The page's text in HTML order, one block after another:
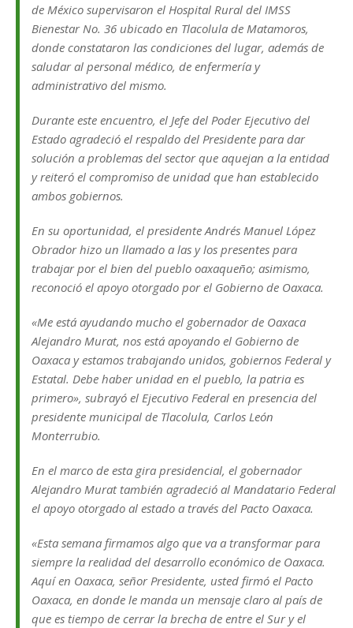
de México supervisaron el Hospital Rural del IMSS
Bienestar No. 36 ubicado en Tlacolula de Matamoros,
donde constataron las condiciones del lugar, además de
saludar al personal médico, de enfermería y
administrativo del mismo.
Durante este encuentro, el Jefe del Poder Ejecutivo del
Estado agradeció el respaldo del Presidente para dar
solución a problemas del sector que aquejan a la entidad
y reiteró el compromiso de unidad que han establecido
ambos gobiernos.
En su oportunidad, el presidente Andrés Manuel López
Obrador hizo un llamado a las y los presentes para
trabajar por el bien del pueblo oaxaqueño; asimismo,
reconoció el apoyo otorgado por el Gobierno de Oaxaca.
«Me está ayudando mucho el gobernador de Oaxaca
Alejandro Murat, nos está apoyando el Gobierno de
Oaxaca y estamos trabajando unidos, gobiernos Federal y
Estatal. Debe haber unidad en el pueblo, la patria es
primero», subrayó el Ejecutivo Federal en presencia del
presidente municipal de Tlacolula, Carlos León
Monterrubio.
En el marco de esta gira presidencial, el gobernador
Alejandro Murat también agradeció al Mandatario Federal
el apoyo otorgado al estado a través del Pacto Oaxaca.
«Esta semana firmamos algo que va a transformar para
siempre la realidad del desarrollo económico de Oaxaca.
Aquí en Oaxaca, señor Presidente, usted firmó el Pacto
Oaxaca, en donde le manda un mensaje claro al país de
que es tiempo de cerrar la brecha de entre el Sur y el